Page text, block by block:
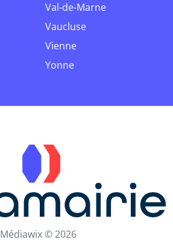
Val-de-Marne
Vaucluse
Vienne
Yonne
Médiawix © 2026